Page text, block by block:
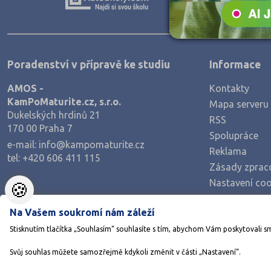
Zpracování dřeva, nábytku
Doprava a spoje
Informační služby
Ekonomie
Ekonomie a administrativa
Podnikání a management
Hotelnictví, turismus, gastronomie
Obchod, prodej
Služby
Přírodovědné a potravinářské obory
Ekologie a ochrana ŽP
Poradenství v přípravě ke studiu
AMOS -
KamPoMaturite.cz, s.r.o.
Dukelských hrdinů 21
170 00 Praha 7
e-mail: info@kampomaturite.cz
tel: +420 606 411 115
Informace
Kontakty
Mapa serveru
RSS
Spolupráce
Reklama
Zásady
Nastavení
🍪
Na Vašem soukromí nám záleží
Stisknutím tlačítka „Souhlasím“ souhlasíte s tím, abychom Vám poskytovali
Svůj souhlas můžete samozřejmě kdykoli změnit v části „Nastavení“.